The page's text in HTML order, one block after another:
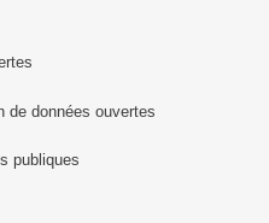
de données ouvertes
publiques